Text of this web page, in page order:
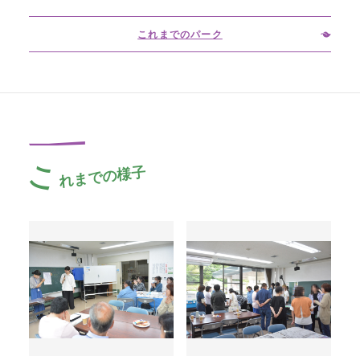
これまでのパーク
これまでの様子